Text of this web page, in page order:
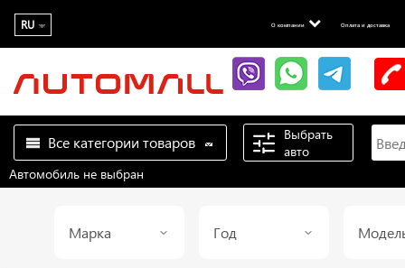
RU О компании Оплата и доставка
Все категории товаров
Выбрать
авто
Автомобиль не выбран
Марка Год